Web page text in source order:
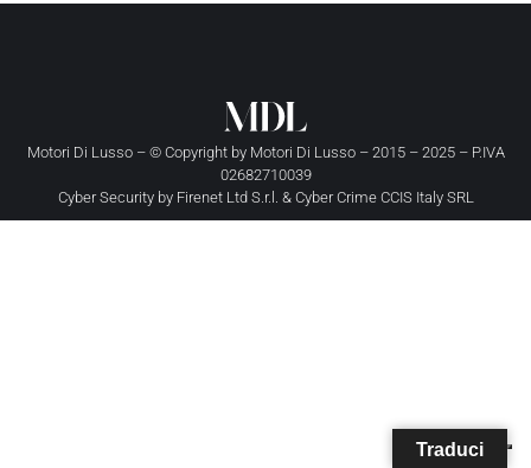
Motori Di Lusso – © Copyright by Motori Di Lusso– 2015 – 2025 – P.IVA
02682710039
Cyber Security by Firenet Ltd S.r.l. & Cyber Crime CCIS Italy SRL
Traduci